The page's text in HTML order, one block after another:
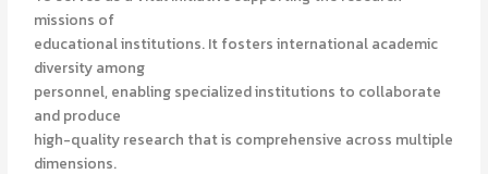
missions of
educational institutions. It fosters international academic
diversity among
personnel, enabling specialized institutions to collaborate
and produce
high-quality research that is comprehensive across multiple
dimensions.